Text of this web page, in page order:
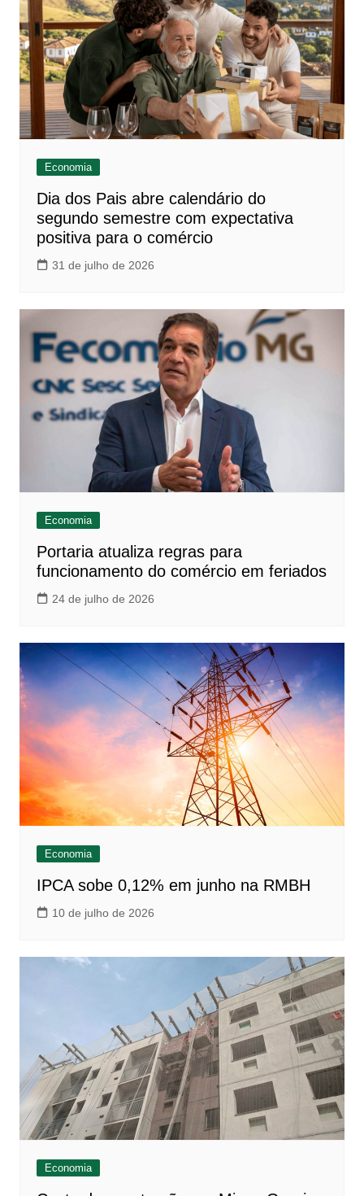
Economia
Dia dos Pais abre calendário do
segundo semestre com expectativa
positiva para o comércio
31 de julho de 2026
Economia
Portaria atualiza regras para
funcionamento do comércio em feriados
24 de julho de 2026
Economia
IPCA sobe 0,12% em junho na RMBH
10 de julho de 2026
Economia